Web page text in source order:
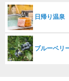
日帰り温泉
ブルーベリ